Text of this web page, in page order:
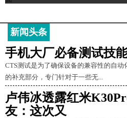
新闻头条
手机大厂必备测试技
CTS测试是为了确保设备的兼容性的自动
的补充部分，专门针对于一些无...
卢伟冰透露红米
友：这次又